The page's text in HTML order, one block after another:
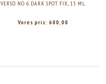
VERSO NO 6 DARK SPOT FIX, 15 ML.
Vores pris: 600,00